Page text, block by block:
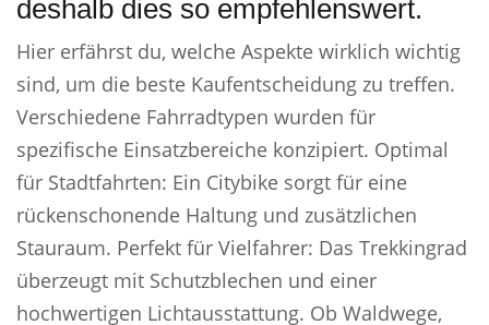
deshalb dies so empfehlenswert.
Hier erfährst du, welche Aspekte wirklich wichtig
sind, um die beste Kaufentscheidung zu treffen.
Verschiedene Fahrradtypen wurden für
spezifische Einsatzbereiche konzipiert. Optimal
für Stadtfahrten: Ein Citybike sorgt für eine
rückenschonende Haltung und zusätzlichen
Stauraum. Perfekt für Vielfahrer: Das Trekkingrad
überzeugt mit Schutzblechen und einer
hochwertigen Lichtausstattung. Ob Waldwege,